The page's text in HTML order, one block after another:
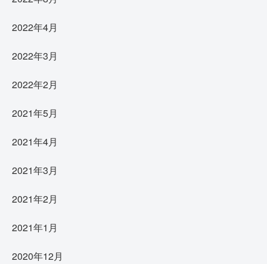
2022年4月
2022年3月
2022年2月
2021年5月
2021年4月
2021年3月
2021年2月
2021年1月
2020年12月